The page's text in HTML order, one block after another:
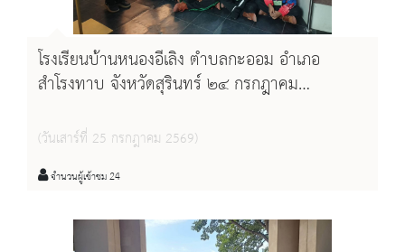
โรงเรียนบ้านหนองอีเลิง ตำบลกะออม อำเภอ
สำโรงทาบ จังหวัดสุรินทร์ ๒๔ กรกฎาคม
(วันเสาร์ที่ 25 กรกฎาคม 2569)
จำนวนผู้เข้าชม 24